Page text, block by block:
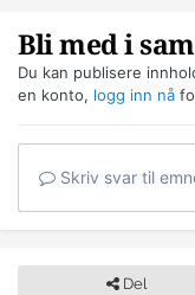
Bli med i
Du kan publisere
en konto, logg inn nå
Skriv svar til
Del